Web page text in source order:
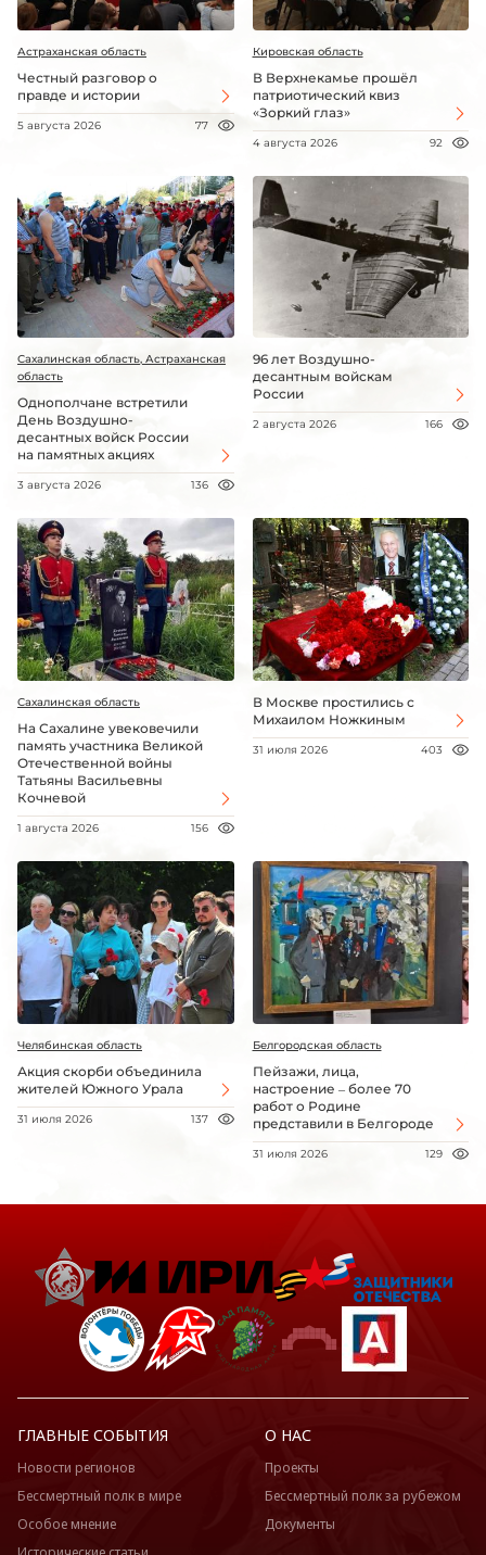
Астраханская область
Честный разговор о
правде и истории
5 августа 2026 77
Кировская область
В Верхнекамье прошёл
патриотический квиз
«Зоркий глаз»
4 августа 2026 92
Сахалинская область, Астраханская
область
Однополчане встретили
День Воздушно-
десантных войск России
на памятных акциях
3 августа 2026 136
96 лет Воздушно-
десантным войскам
России
2 августа 2026 166
Сахалинская область
На Сахалине увековечили
память участника Великой
Отечественной войны
Татьяны Васильевны
Кочневой
1 августа 2026 156
В Москве простились с
Михаилом Ножкиным
31 июля 2026 403
Челябинская область
Акция скорби объединила
жителей Южного Урала
31 июля 2026 137
Белгородская область
Пейзажи, лица,
настроение – более 70
работ о Родине
представили в Белгороде
31 июля 2026 129
ГЛАВНЫЕ СОБЫТИЯ
Новости регионов
Бессмертный полк в мире
Особое мнение
О НАС
Проекты
Бессмертный полк за рубежом
Документы